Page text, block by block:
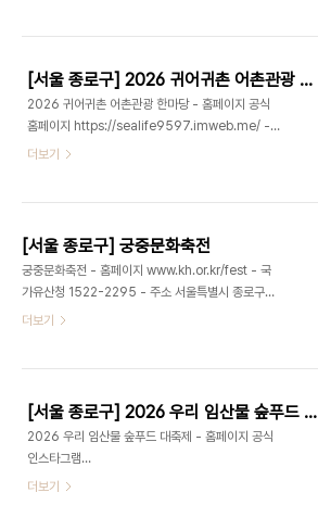
경유하는 스탬프 걷기 투어를 진행한다. 또, 광장 내
채로운 프로..
오는 5월 16일(토)부터 17일(일)까지 양일간 대학
로 마로니에공원 일대에서 ‘2026 D.FESTA 거리
공연축제’를 개최한다.이번 축제는 지난 20년의 발
자취를 밑거름 삼아, 축제의 가장 뜨거운 심장부인
’거리‘로 다시 나아간다. 극장의 울타리를 넘어 일상
객과 예술가가 가장 가까운 곳에서 호흡하는 축제 본
[서울 종로구] 2026 귀어귀촌 어촌관광 한마당
2026 귀어귀촌 어촌관광 한마당 - 홈페이지 공식
홈페이지 https://sealife9597.imweb.me/ -
해양수산부 02-701-3812 - 주소 서울특별시 종
타일로서의 귀어귀촌을 자연스럽게 마주할 수 있는
참여형 문화행사로 전국 어촌 마을과 유관 기관이 참
여해 어촌의 다양한 자원과 이야기를 한자리에서 만
나볼 수 있으며 어촌의 일상과 가치를 오감으로 느낄
수 있는 다채로운 체험 콘텐츠와 특산물 및 관광자원
벗어나지 않아도 어촌을 경험할 수 있다. 특히 저녁
더보기
[서울 종로구] 궁중문화축전
궁중문화축전 - 홈페이지 www.kh.or.kr/fest - 국
가유산청 1522-2295 - 주소 서울특별시 종로구
사직로 161‘궁중문화축전’은 매년 봄·가을 서울의 5
다채로운 프로그램으로 선보이고 있다. 국가유산청
이 주최하고 국가유산진흥원이 주관하는 궁중문화축
전은 올해로 12회를 맞아 ‘궁, 예술을 깨우다’라는 주
제로, 궁궐을 국가유산 관람 공간을 넘어 K-컬처의
원천을 경험할 수 있는 문화예술 무대로 확장할 예정
더보기
[서울 종로구] 2026 우리 임산물 숲푸드 대축제
2026 우리 임산물 숲푸드 대축제 - 홈페이지 공식
인스타그램
https://www.instagram.com/kforestfood.festival
더보기